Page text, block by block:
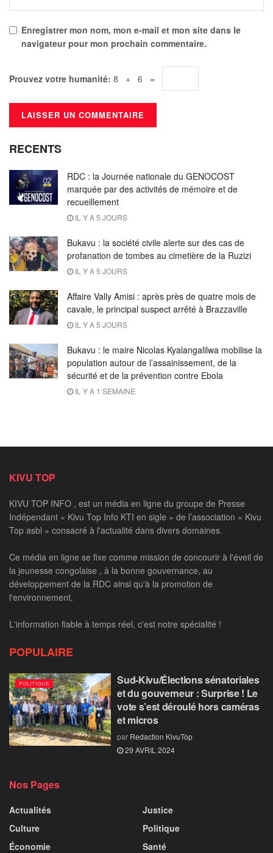
Enregistrer mon nom, mon e-mail et mon site dans le
navigateur pour mon prochain commentaire.
Prouvez votre humanité: 8 + 6 =
RECENTS
RDC : la Journée nationale du GENOCOST
marquée par des activités de mémoire et de
recueillement
IL Y A 5 JOURS
Bukavu : la société civile alerte sur des cas de
profanation de tombes au cimetière de la Ruzizi
IL Y A 5 JOURS
Affaire Vally Amisi : après près de quatre mois de
cavale, le principal suspect arrêté à Brazzaville
IL Y A 5 JOURS
Bukavu : le maire Nicolas Kyalangalilwa mobilise la
population autour de l’assainissement, de la
sécurité et de la prévention contre Ebola
IL Y A 1 SEMAINE
KIVU TOP
KIVU TOP INFO , est un média en ligne du groupe de Presse
Indépendant « Kivu Top Info KTI en sigle » de l’association « Kivu
Top asbl » consacré à l'actualité dans divers domaines.
Ce média en ligne se fixe comme mission de concourir à l'éveil de
la jeunesse congolaise , à la bonne gouvernance, au
développement de la RDC ainsi qu'à la promotion de
l'environnement.
L'information fiable à temps réel, c'est notre spécialité !
POPULAIRE
POLITIQUE
Sud-Kivu/Élections sénatoriales
et du gouverneur : Surprise ! Le
vote s’est déroulé hors caméras
et micros
par Redaction KivuTop
29 AVRIL 2024
Nos Pages
Actualités
Culture
Économie
Justice
Politique
Santé